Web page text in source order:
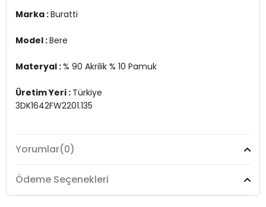
Marka :Buratti
Model :Bere
Materyal :% 90 Akrilik % 10 Pamuk
Üretim Yeri : Türkiye
3DK1642FW2201.135
Yorumlar(0)
Ödeme Seçenekleri